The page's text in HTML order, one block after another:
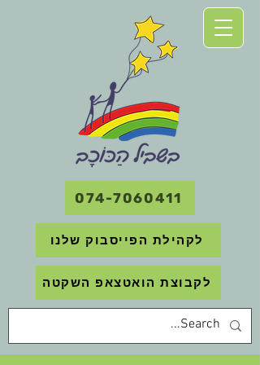
074-7060411
לקהילת הפייסבוק שלנו
לקבוצת הואטצאפ השקטה